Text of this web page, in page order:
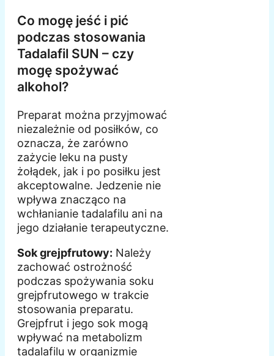
Co mogę jeść i pić
podczas stosowania
Tadalafil SUN – czy
mogę spożywać
alkohol?
Preparat można przyjmować
niezależnie od posiłków, co
oznacza, że zarówno
zażycie leku na pusty
żołądek, jak i po posiłku jest
akceptowalne. Jedzenie nie
wpływa znacząco na
wchłanianie tadalafilu ani na
jego działanie terapeutyczne.
Sok grejpfrutowy: Należy
zachować ostrożność
podczas spożywania soku
grejpfrutowego w trakcie
stosowania preparatu.
Grejpfrut i jego sok mogą
wpływać na metabolizm
tadalafilu w organizmie